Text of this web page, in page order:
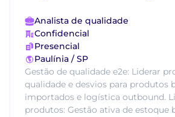
Analista de qualidade
Confidencial
Presencial
Paulínia / SP
Gestão de qualidade e2e: Liderar
qualidade e desvios para produtos
importados e logística outbound.
produtos: Gestão ativa de estoque